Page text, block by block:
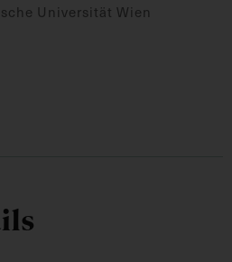
Universität Wien